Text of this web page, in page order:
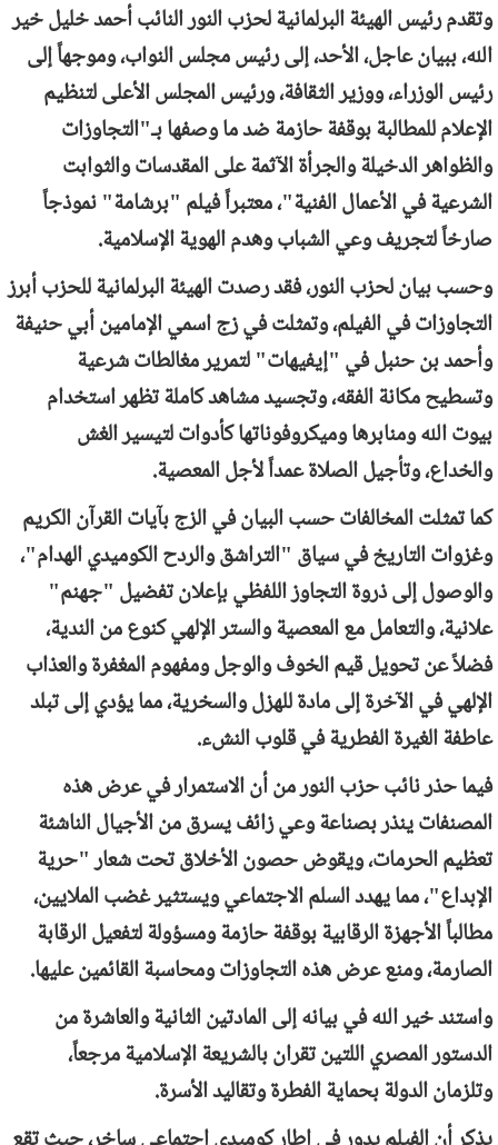
وتقدم رئيس الهيئة البرلمانية لحزب النور النائب أحمد خليل خير
الله، ببيان عاجل، الأحد، إلى رئيس مجلس النواب، وموجهاً إلى
رئيس الوزراء، ووزير الثقافة، ورئيس المجلس الأعلى لتنظيم
الإعلام للمطالبة بوقفة حازمة ضد ما وصفها بـ"التجاوزات
والظواهر الدخيلة والجرأة الآثمة على المقدسات والثوابت
الشرعية في الأعمال الفنية"، معتبراً فيلم "برشامة" نموذجاً
صارخاً لتجريف وعي الشباب وهدم الهوية الإسلامية.
وحسب بيان لحزب النور، فقد رصدت الهيئة البرلمانية للحزب أبرز
التجاوزات في الفيلم، وتمثلت في زج اسمي الإمامين أبي حنيفة
وأحمد بن حنبل في "إيفيهات" لتمرير مغالطات شرعية
وتسطيح مكانة الفقه، وتجسيد مشاهد كاملة تظهر استخدام
بيوت الله ومنابرها وميكروفوناتها كأدوات لتيسير الغش
والخداع، وتأجيل الصلاة عمداً لأجل المعصية.
كما تمثلت المخالفات حسب البيان في الزج بآيات القرآن الكريم
وغزوات التاريخ في سياق "التراشق والردح الكوميدي الهدام"،
والوصول إلى ذروة التجاوز اللفظي بإعلان تفضيل "جهنم"
علانية، والتعامل مع المعصية والستر الإلهي كنوع من الندية،
فضلاً عن تحويل قيم الخوف والوجل ومفهوم المغفرة والعذاب
الإلهي في الآخرة إلى مادة للهزل والسخرية، مما يؤدي إلى تبلد
عاطفة الغيرة الفطرية في قلوب النشء.
فيما حذر نائب حزب النور من أن الاستمرار في عرض هذه
المصنفات ينذر بصناعة وعي زائف يسرق من الأجيال الناشئة
تعظيم الحرمات، ويقوض حصون الأخلاق تحت شعار "حرية
الإبداع"، مما يهدد السلم الاجتماعي ويستثير غضب الملايين،
مطالباً الأجهزة الرقابية بوقفة حازمة ومسؤولة لتفعيل الرقابة
الصارمة، ومنع عرض هذه التجاوزات ومحاسبة القائمين عليها.
واستند خير الله في بيانه إلى المادتين الثانية والعاشرة من
الدستور المصري اللتين تقران بالشريعة الإسلامية مرجعاً،
وتلزمان الدولة بحماية الفطرة وتقاليد الأسرة.